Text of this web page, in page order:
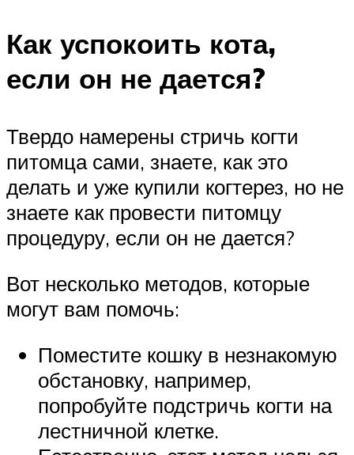
Как успокоить кота,
если он не дается?
Твердо намерены стричь когти
питомца сами, знаете, как это
делать и уже купили когтерез, но не
знаете как провести питомцу
процедуру, если он не дается?
Вот несколько методов, которые
могут вам помочь:
Поместите кошку в незнакомую
обстановку, например,
попробуйте подстричь когти на
лестничной клетке.